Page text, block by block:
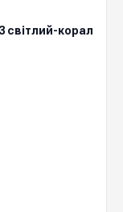
світлий-корал